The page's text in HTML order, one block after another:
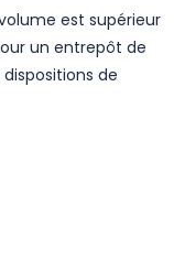
est supérieur
un entrepôt de
de